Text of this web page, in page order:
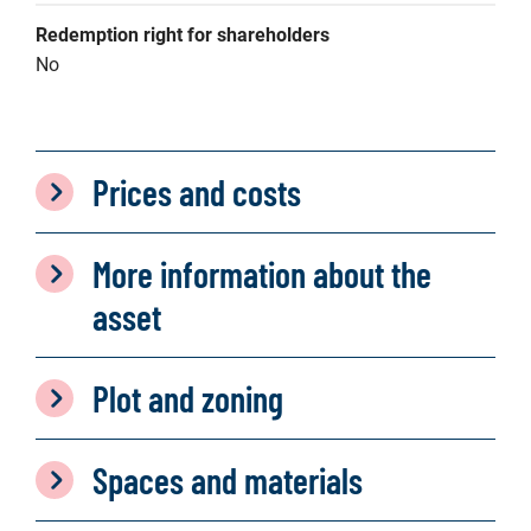
Redemption right for shareholders
No
Prices and costs
More information about the
asset
Plot and zoning
Spaces and materials